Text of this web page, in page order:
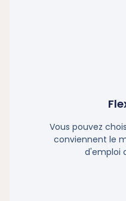
Vous pouvez
conviennent le
d'emploi